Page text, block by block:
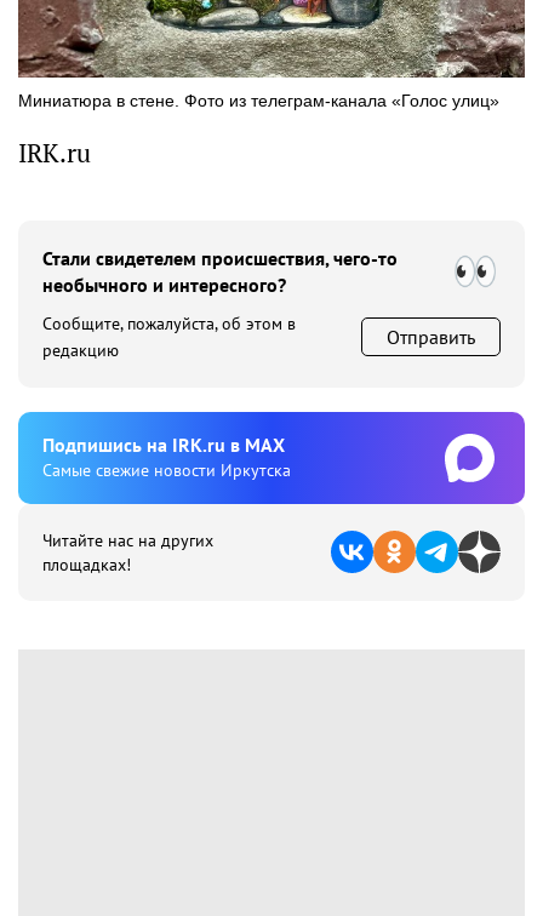
Миниатюра в стене. Фото из телеграм-канала «Голос улиц»
IRK.ru
Стали свидетелем происшествия, чего-то
необычного и интересного?
Сообщите, пожалуйста, об этом в
редакцию
Отправить
Подпишиcь на IRK.ru в MAX
Cамые свежие новости Иркутска
Читайте нас на других
площадках!